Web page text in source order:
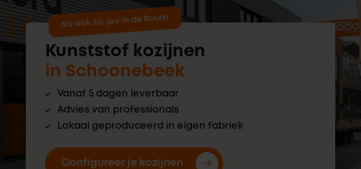
Nu ook bij jou in de buurt!
Kunststof kozijnen
in Schoonebeek
Vanaf 5 dagen leverbaar
Advies van professionals
Lokaal geproduceerd in eigen fabriek
Configureer je kozijnen